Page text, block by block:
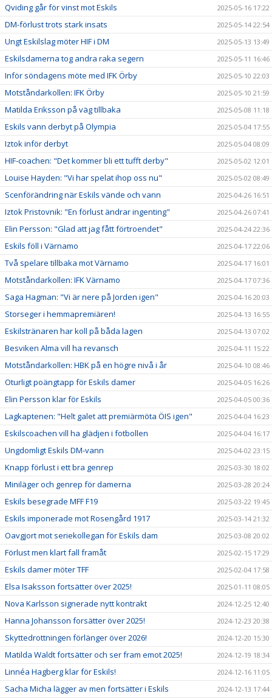
Qviding går för vinst mot Eskils 2025-05-16 17:22
DM-förlust trots stark insats 2025-05-14 22:54
Ungt Eskilslag möter HIF i DM 2025-05-13 13:49
Eskilsdamerna tog andra raka segern 2025-05-11 16:46
Inför söndagens möte med IFK Örby 2025-05-10 22:03
Motståndarkollen: IFK Örby 2025-05-10 21:59
Matilda Eriksson på väg tillbaka 2025-05-08 11:18
Eskils vann derbyt på Olympia 2025-05-04 17:55
Iztok inför derbyt 2025-05-04 08:09
HIF-coachen: "Det kommer bli ett tufft derby" 2025-05-02 12:01
Louise Hayden: "Vi har spelat ihop oss nu" 2025-05-02 08:49
Scenförändring när Eskils vände och vann 2025-04-26 16:51
Iztok Pristovnik: "En förlust ändrar ingenting" 2025-04-26 07:41
Elin Persson: "Glad att jag fått förtroendet" 2025-04-24 22:36
Eskils föll i Värnamo 2025-04-17 22:06
Två spelare tillbaka mot Värnamo 2025-04-17 16:01
Motståndarkollen: IFK Värnamo 2025-04-17 07:36
Saga Hagman: "Vi är nere på Jorden igen" 2025-04-16 20:03
Storseger i hemmapremiären! 2025-04-13 16:55
Eskilstränaren har koll på båda lagen 2025-04-13 07:02
Besviken Alma vill ha revansch 2025-04-11 15:22
Motståndarkollen: HBK på en högre nivå i år 2025-04-10 08:46
Oturligt poängtapp för Eskils damer 2025-04-05 16:26
Elin Persson klar för Eskils 2025-04-05 00:36
Lagkaptenen: "Helt galet att premiärmöta ÖIS igen" 2025-04-04 16:23
Eskilscoachen vill ha glädjen i fotbollen 2025-04-04 16:17
Ungdomligt Eskils DM-vann 2025-04-02 23:15
Knapp förlust i ett bra genrep 2025-03-30 18:02
Miniläger och genrep för damerna 2025-03-28 20:24
Eskils besegrade MFF F19 2025-03-22 19:45
Eskils imponerade mot Rosengård 1917 2025-03-14 21:32
Oavgjort mot seriekollegan för Eskils dam 2025-03-08 20:02
Förlust men klart fall framåt 2025-02-15 17:29
Eskils damer möter TFF 2025-02-04 17:58
Elsa Isaksson fortsätter över 2025! 2025-01-11 08:05
Nova Karlsson signerade nytt kontrakt 2024-12-25 12:40
Hanna Johansson forsätter över 2025! 2024-12-23 20:38
Skyttedrottningen förlänger över 2026! 2024-12-20 15:30
Matilda Waldt fortsätter och ser fram emot 2025! 2024-12-19 18:34
Linnéa Hagberg klar för Eskils! 2024-12-16 11:05
Sacha Micha lägger av men fortsätter i Eskils 2024-12-13 17:44